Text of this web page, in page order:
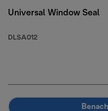
Universal Window Seal
DLSA012